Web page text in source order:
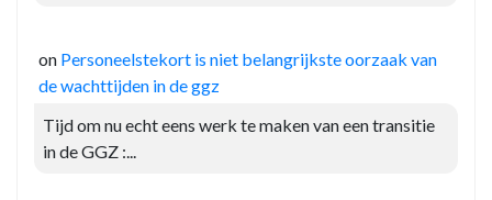
on Personeelstekort is niet belangrijkste oorzaak van
de wachttijden in de ggz
Tijd om nu echt eens werk te maken van een transitie
in de GGZ :...